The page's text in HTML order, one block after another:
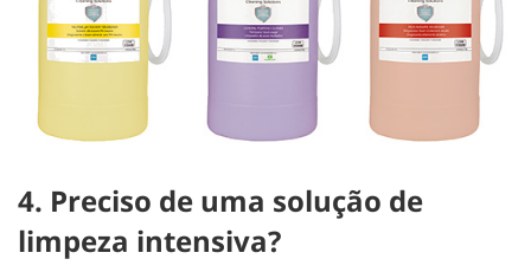
4. Preciso de uma solução de
limpeza intensiva?